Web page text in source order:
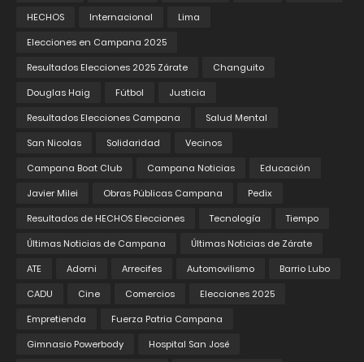
HECHOS
Internacional
Lima
Elecciones en Campana 2025
Resultados Elecciones 2025 Zárate
Changuito
Douglas Haig
Fútbol
Justicia
Resultados Elecciones Campana
Salud Mental
San Nicolas
Solidaridad
Vecinos
Campana Boat Club
Campana Noticias
Educación
Javier Milei
Obras Públicas Campana
Pedix
Resultados de HECHOS Elecciones
Tecnología
Tiempo
Últimas Noticias de Campana
Últimas Noticias de Zárate
ATE
Adorni Arrecifes Automovilismo
Barrio Lubo
CADU
Cine Comercios
Elecciones 2025
Empretienda
Fuerza Patria Campana
Gimnasio Powerbody
Hospital San José